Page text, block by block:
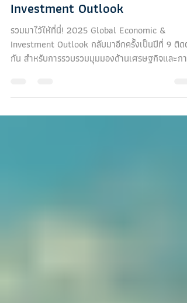
talktoKasidis
2025 Global Economic &
Investment Outlook
กัน สำหรับการรวบรวมมุมมองด้านเศรษฐกิจและการ
ล...